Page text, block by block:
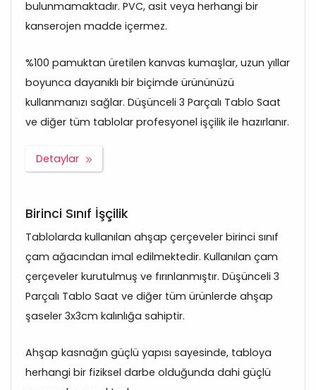
bulunmamaktadır. PVC, asit veya herhangi bir
kanserojen madde içermez.
%100 pamuktan üretilen kanvas kumaşlar, uzun yıllar
boyunca dayanıklı bir biçimde ürününüzü
kullanmanızı sağlar. Düşünceli 3 Parçalı Tablo Saat
ve diğer tüm tablolar profesyonel işçilik ile hazırlanır.
Detaylar
Birinci Sınıf İşçilik
Tablolarda kullanılan ahşap çerçeveler birinci sınıf
çam ağacından imal edilmektedir. Kullanılan çam
çerçeveler kurutulmuş ve fırınlanmıştır. Düşünceli 3
Parçalı Tablo Saat ve diğer tüm ürünlerde ahşap
şaseler 3x3cm kalınlığa sahiptir.
Ahşap kasnağın güçlü yapısı sayesinde, tabloya
herhangi bir fiziksel darbe olduğunda dahi güçlü